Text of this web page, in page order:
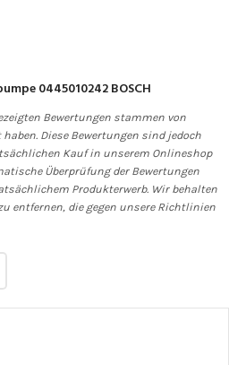
0445010242 BOSCH
Bewertungen stammen von
Diese Bewertungen sind jedoch
Kauf in unserem Onlineshop
Überprüfung der Bewertungen
Produkterwerb. Wir behalten
entfernen, die gegen unsere Richtlinien